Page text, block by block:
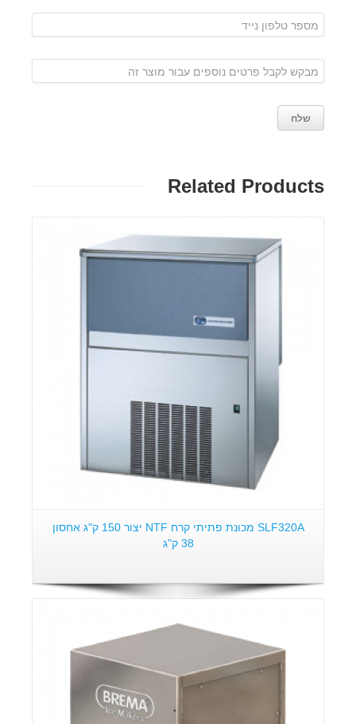
Related Products
SLF320A מכונת פתיתי קרח NTF יצור 150 ק"ג אחסון
38 ק"ג
פרטים: